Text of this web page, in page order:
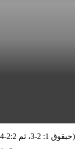
(حبقوق 1: 2-3، ثم 2:2-4، 2 تيم 1: 6-14، لوقا 17: 5-10)